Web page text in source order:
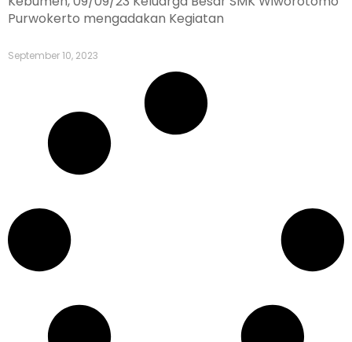
Purwokerto mengadakan Kegiatan
September 10, 2023